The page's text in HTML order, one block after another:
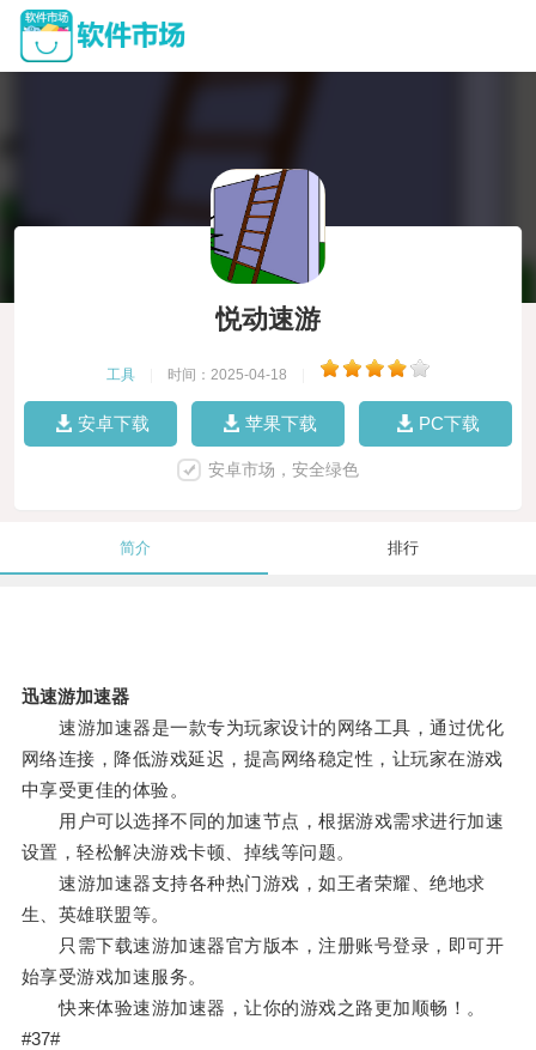
悦动速游
工具 时间：2025-04-18
安卓下载 苹果下载 PC下载
安卓市场，安全绿色
简介 排行
迅速游加速器
速游加速器是一款专为玩家设计的网络工具，通过优化
网络连接，降低游戏延迟，提高网络稳定性，让玩家在游戏
中享受更佳的体验。
用户可以选择不同的加速节点，根据游戏需求进行加速
设置，轻松解决游戏卡顿、掉线等问题。
速游加速器支持各种热门游戏，如王者荣耀、绝地求
生、英雄联盟等。
只需下载速游加速器官方版本，注册账号登录，即可开
始享受游戏加速服务。
快来体验速游加速器，让你的游戏之路更加顺畅！。
#37#